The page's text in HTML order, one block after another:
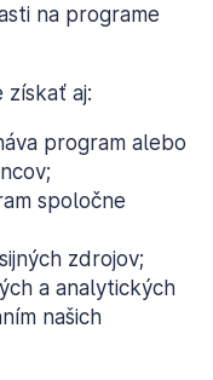
na programe
získať aj:
program alebo
spoločne
zdrojov;
a analytických
našich